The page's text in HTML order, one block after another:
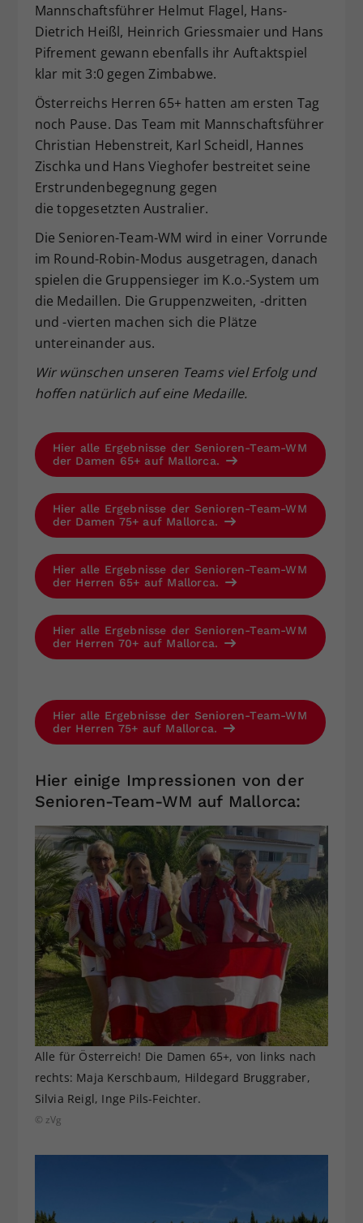
Mannschaftsführer Helmut Flagel, Hans-
Dietrich Heißl, Heinrich Griessmaier und Hans
Pifrement gewann ebenfalls ihr Auftaktspiel
klar mit 3:0 gegen Zimbabwe.
Österreichs Herren 65+ hatten am ersten Tag
noch Pause. Das Team mit Mannschaftsführer
Christian Hebenstreit, Karl Scheidl, Hannes
Zischka und Hans Vieghofer bestreitet seine
Erstrundenbegegnung gegen
die topgesetzten Australier.
Die Senioren-Team-WM wird in einer Vorrunde
im Round-Robin-Modus ausgetragen, danach
spielen die Gruppensieger im K.o.-System um
die Medaillen. Die Gruppenzweiten, -dritten
und -vierten machen sich die Plätze
untereinander aus.
Wir wünschen unseren Teams viel Erfolg und
hoffen natürlich auf eine Medaille.
Hier alle Ergebnisse der Senioren-Team-WM
der Damen 65+ auf Mallorca.
Hier alle Ergebnisse der Senioren-Team-WM
der Damen 75+ auf Mallorca.
Hier alle Ergebnisse der Senioren-Team-WM
der Herren 65+ auf Mallorca.
Hier alle Ergebnisse der Senioren-Team-WM
der Herren 70+ auf Mallorca.
Hier alle Ergebnisse der Senioren-Team-WM
der Herren 75+ auf Mallorca.
Hier einige Impressionen von der
Senioren-Team-WM auf Mallorca:
Alle für Österreich! Die Damen 65+, von links nach
rechts: Maja Kerschbaum, Hildegard Bruggraber,
Silvia Reigl, Inge Pils-Feichter.
© zVg